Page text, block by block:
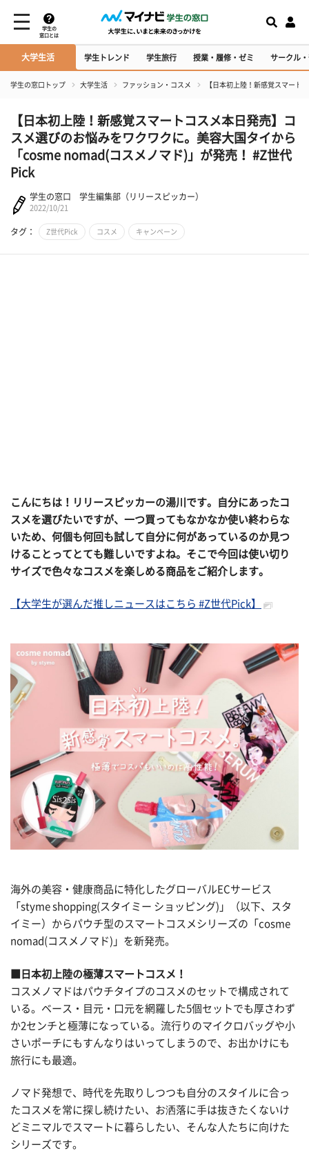
学生の
窓口とは
大学生活 学生トレンド 学生旅行 授業・履修・ゼミ サークル
学生の窓口トップ 大学生活 ファッション・コスメ 【日本初上陸！新感覚スマート
【日本初上陸！新感覚スマートコスメ本日発売】コ
スメ選びのお悩みをワクワクに。美容大国タイから
「cosme nomad(コスメノマド)」が発売！ #Z世代
Pick
学生の窓口 学生編集部（リリースピッカー）
2022/10/21
タグ： Z世代Pick コスメ キャンペーン
こんにちは！リリースピッカーの湯川です。自分にあったコ
スメを選びたいですが、一つ買ってもなかなか使い終わらな
いため、何個も何回も試して自分に何があっているのか見つ
けることってとても難しいですよね。そこで今回は使い切り
サイズで色々なコスメを楽しめる商品をご紹介します。
【大学生が選んだ推しニュースはこちら #Z世代Pick】
海外の美容・健康商品に特化したグローバルECサービス
「styme shopping(スタイミー ショッピング)」（以下、スタ
イミー）からパウチ型のスマートコスメシリーズの「cosme
nomad(コスメノマド)」を新発売。
■日本初上陸の極薄スマートコスメ！
コスメノマドはパウチタイプのコスメのセットで構成されて
いる。ベース・目元・口元を網羅した5個セットでも厚さわず
か2センチと極薄になっている。流行りのマイクロバッグや小
さいポーチにもすんなりはいってしまうので、お出かけにも
旅行にも最適。
ノマド発想で、時代を先取りしつつも自分のスタイルに合っ
たコスメを常に探し続けたい、お洒落に手は抜きたくないけ
どミニマルでスマートに暮らしたい、そんな人たちに向けた
シリーズです。